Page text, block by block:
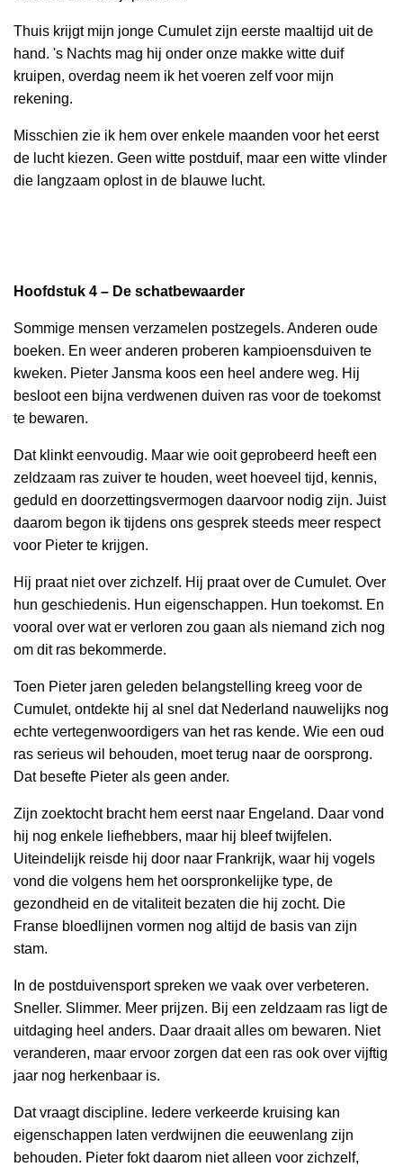
Thuis krijgt mijn jonge Cumulet zijn eerste maaltijd uit de
hand. 's Nachts mag hij onder onze makke witte duif
kruipen, overdag neem ik het voeren zelf voor mijn
rekening.
Misschien zie ik hem over enkele maanden voor het eerst
de lucht kiezen. Geen witte postduif, maar een witte vlinder
die langzaam oplost in de blauwe lucht.
Hoofdstuk 4 – De schatbewaarder
Sommige mensen verzamelen postzegels. Anderen oude
boeken. En weer anderen proberen kampioensduiven te
kweken. Pieter Jansma koos een heel andere weg. Hij
besloot een bijna verdwenen duiven ras voor de toekomst
te bewaren.
Dat klinkt eenvoudig. Maar wie ooit geprobeerd heeft een
zeldzaam ras zuiver te houden, weet hoeveel tijd, kennis,
geduld en doorzettingsvermogen daarvoor nodig zijn. Juist
daarom begon ik tijdens ons gesprek steeds meer respect
voor Pieter te krijgen.
Hij praat niet over zichzelf. Hij praat over de Cumulet. Over
hun geschiedenis. Hun eigenschappen. Hun toekomst. En
vooral over wat er verloren zou gaan als niemand zich nog
om dit ras bekommerde.
Toen Pieter jaren geleden belangstelling kreeg voor de
Cumulet, ontdekte hij al snel dat Nederland nauwelijks nog
echte vertegenwoordigers van het ras kende. Wie een oud
ras serieus wil behouden, moet terug naar de oorsprong.
Dat besefte Pieter als geen ander.
Zijn zoektocht bracht hem eerst naar Engeland. Daar vond
hij nog enkele liefhebbers, maar hij bleef twijfelen.
Uiteindelijk reisde hij door naar Frankrijk, waar hij vogels
vond die volgens hem het oorspronkelijke type, de
gezondheid en de vitaliteit bezaten die hij zocht. Die
Franse bloedlijnen vormen nog altijd de basis van zijn
stam.
In de postduivensport spreken we vaak over verbeteren.
Sneller. Slimmer. Meer prijzen. Bij een zeldzaam ras ligt de
uitdaging heel anders. Daar draait alles om bewaren. Niet
veranderen, maar ervoor zorgen dat een ras ook over vijftig
jaar nog herkenbaar is.
Dat vraagt discipline. Iedere verkeerde kruising kan
eigenschappen laten verdwijnen die eeuwenlang zijn
behouden. Pieter fokt daarom niet alleen voor zichzelf,